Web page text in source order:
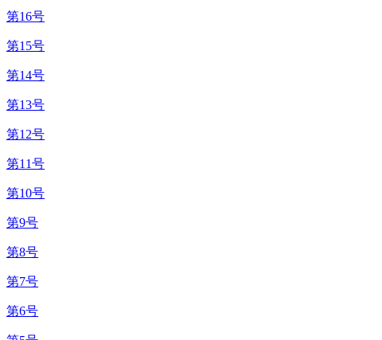
第16号
第15号
第14号
第13号
第12号
第11号
第10号
第9号
第8号
第7号
第6号